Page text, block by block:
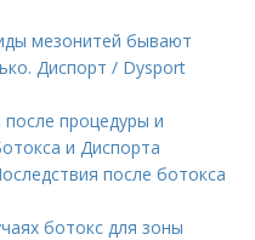
мезонитей бывают
Диспорт / Dysport
процедуры и
и Диспорта
после ботокса
ботокс для зоны